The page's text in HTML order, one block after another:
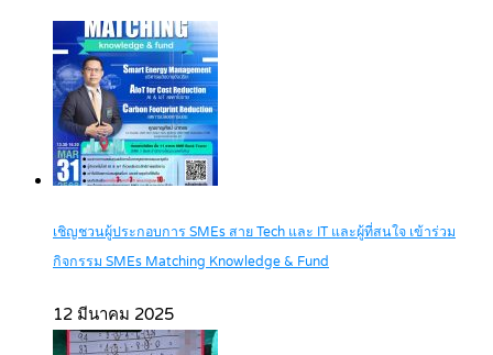
เชิญชวนผู้ประกอบการ SMEs สาย Tech และ IT และผู้ที่สนใจ เข้าร่วม
กิจกรรม SMEs Matching Knowledge & Fund
12 มีนาคม 2025